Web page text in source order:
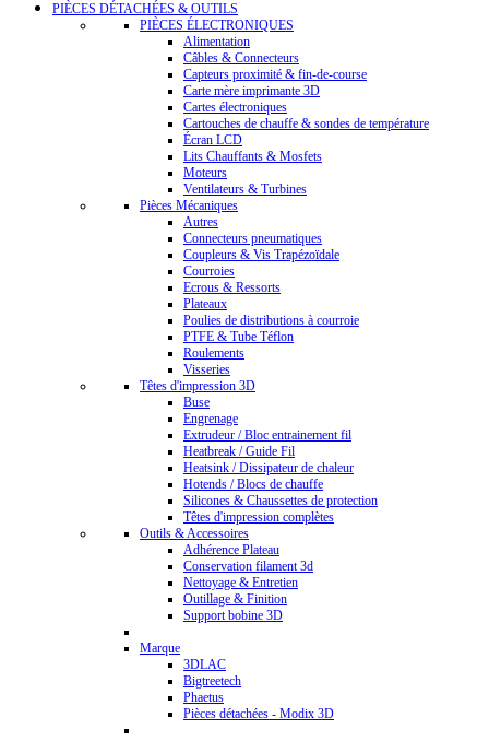
PIÈCES DÉTACHÉES & OUTILS
PIÈCES ÉLECTRONIQUES
Alimentation
Câbles & Connecteurs
Capteurs proximité & fin-de-course
Carte mère imprimante 3D
Cartes électroniques
Cartouches de chauffe & sondes de température
Écran LCD
Lits Chauffants & Mosfets
Moteurs
Ventilateurs & Turbines
Pièces Mécaniques
Autres
Connecteurs pneumatiques
Coupleurs & Vis Trapézoïdale
Courroies
Ecrous & Ressorts
Plateaux
Poulies de distributions à courroie
PTFE & Tube Téflon
Roulements
Visseries
Têtes d'impression 3D
Buse
Engrenage
Extrudeur / Bloc entrainement fil
Heatbreak / Guide Fil
Heatsink / Dissipateur de chaleur
Hotends / Blocs de chauffe
Silicones & Chaussettes de protection
Têtes d'impression complètes
Outils & Accessoires
Adhérence Plateau
Conservation filament 3d
Nettoyage & Entretien
Outillage & Finition
Support bobine 3D
Marque
3DLAC
Bigtreetech
Phaetus
Pièces détachées - Modix 3D